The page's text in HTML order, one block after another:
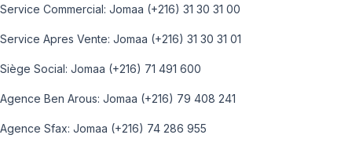
Service Commercial: Jomaa (+216) 31 30 31 00
Service Apres Vente: Jomaa (+216) 31 30 31 01
Siège Social: Jomaa (+216) 71 491 600
Agence Ben Arous: Jomaa (+216) 79 408 241
Agence Sfax: Jomaa (+216) 74 286 955